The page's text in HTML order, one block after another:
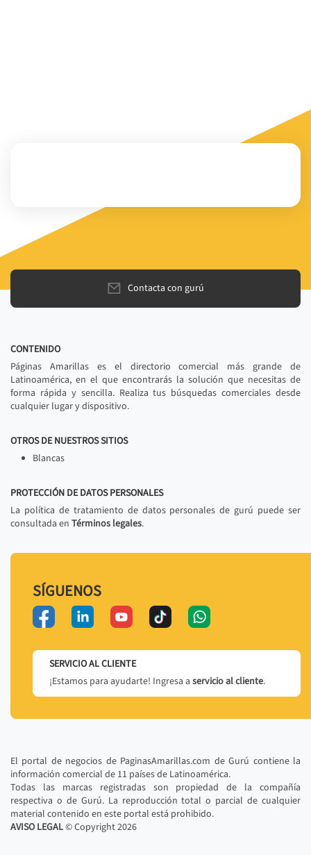
Contacta con gurú
CONTENIDO
Páginas Amarillas es el directorio comercial más grande de
Latinoamérica, en el que encontrarás la solución que necesitas de
forma rápida y sencilla. Realiza tus búsquedas comerciales desde
cualquier lugar y dispositivo.
OTROS DE NUESTROS SITIOS
Blancas
PROTECCIÓN DE DATOS PERSONALES
La política de tratamiento de datos personales de gurú puede ser
consultada en Términos legales.
SÍGUENOS
SERVICIO AL CLIENTE
¡Estamos para ayudarte! Ingresa a servicio al cliente.
El portal de negocios de PaginasAmarillas.com de Gurú contiene la
información comercial de 11 países de Latinoamérica.
Todas las marcas registradas son propiedad de la compañía
respectiva o de Gurú. La reproducción total o parcial de cualquier
material contenido en este portal está prohibido.
AVISO LEGAL© Copyright2026